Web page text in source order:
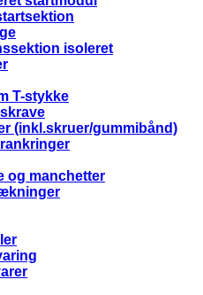
isoleret
T-stykke
(inkl.skruer/gummibånd)
og manchetter